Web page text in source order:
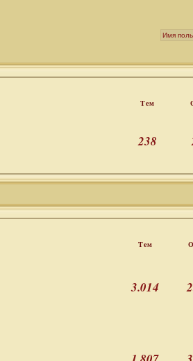
Тем
238
Тем
3.014